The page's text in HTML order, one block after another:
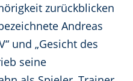
zurückblicken
Andreas
und „Gesicht des
seine